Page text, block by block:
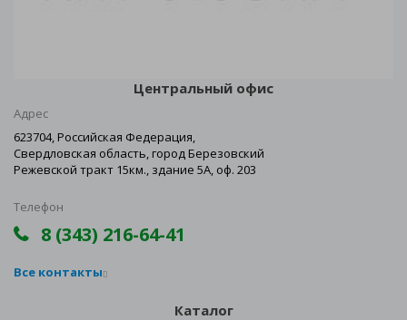
Центральный офис
Адрес
623704, Российская Федерация,
Свердловская область, город Березовский
Режевской тракт 15км., здание 5А, оф. 203
Телефон
8 (343) 216-64-41
Все контакты
Каталог